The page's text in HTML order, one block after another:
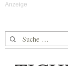
Suche nach: